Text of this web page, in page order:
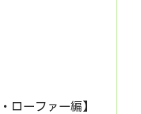
ローファー編】